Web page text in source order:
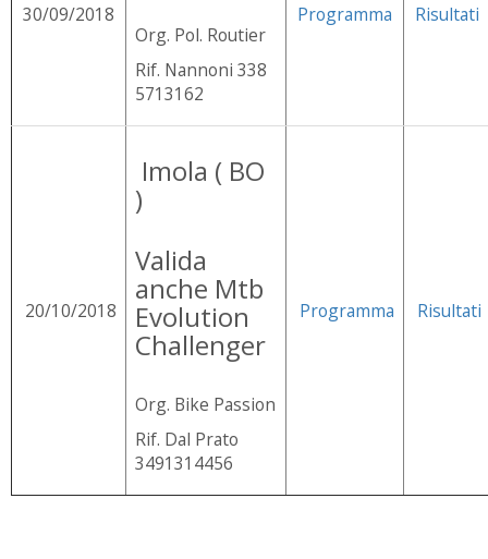
30/09/2018
Org. Pol. Routier
Rif. Nannoni 338
5713162
Programma Risultati
20/10/2018
Imola ( BO
)
Valida
anche Mtb
Evolution
Challenger
Org. Bike Passion
Rif. Dal Prato
3491314456
Programma Risultati